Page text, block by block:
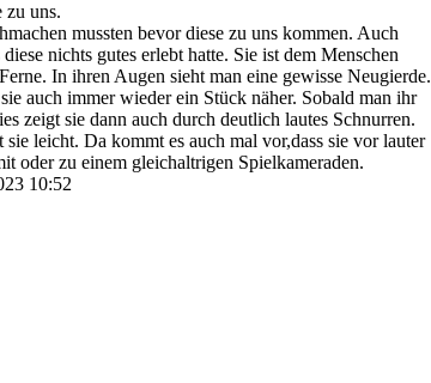
zu uns.
mussten bevor diese zu uns kommen. Auch
nichts gutes erlebt hatte. Sie ist dem Menschen
In ihren Augen sieht man eine gewisse Neugierde.
auch immer wieder ein Stück näher. Sobald man ihr
zeigt sie dann auch durch deutlich lautes Schnurren.
leicht. Da kommt es auch mal vor,dass sie vor lauter
oder zu einem gleichaltrigen Spielkameraden.
10:52